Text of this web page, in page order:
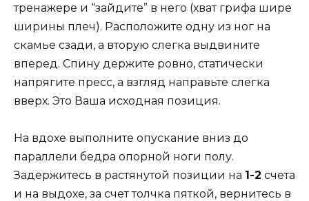
тренажере и “зайдите” в него (хват грифа шире
ширины плеч). Расположите одну из ног на
скамье сзади, а вторую слегка выдвините
вперед. Спину держите ровно, статически
напрягите пресс, а взгляд направьте слегка
вверх. Это Ваша исходная позиция.
На вдохе выполните опускание вниз до
параллели бедра опорной ноги полу.
Задержитесь в растянутой позиции на 1-2 счета
и на выдохе, за счет толчка пяткой, вернитесь в